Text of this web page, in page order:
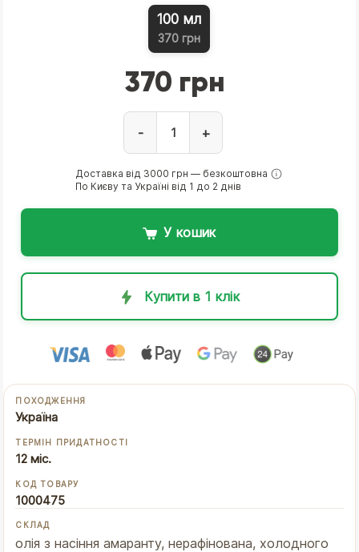
100 мл
370 грн
370 грн
- +
Доставка від 3000 грн — безкоштовна
По Києву та Україні від 1 до 2 днів
У кошик
Купити в 1 клік
ПОХОДЖЕННЯ
Україна
ТЕРМІН ПРИДАТНОСТІ
12 міс.
КОД ТОВАРУ
1000475
СКЛАД
олія з насіння амаранту, нерафінована, холодного